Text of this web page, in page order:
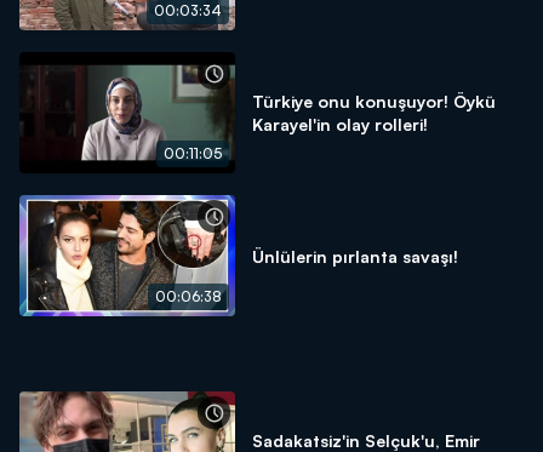
00:03:34
00:11:05
Türkiye onu konuşuyor! Öykü
Karayel'in olay rolleri!
00:06:38
Ünlülerin pırlanta savaşı!
Sadakatsiz'in Selçuk'u, Emir